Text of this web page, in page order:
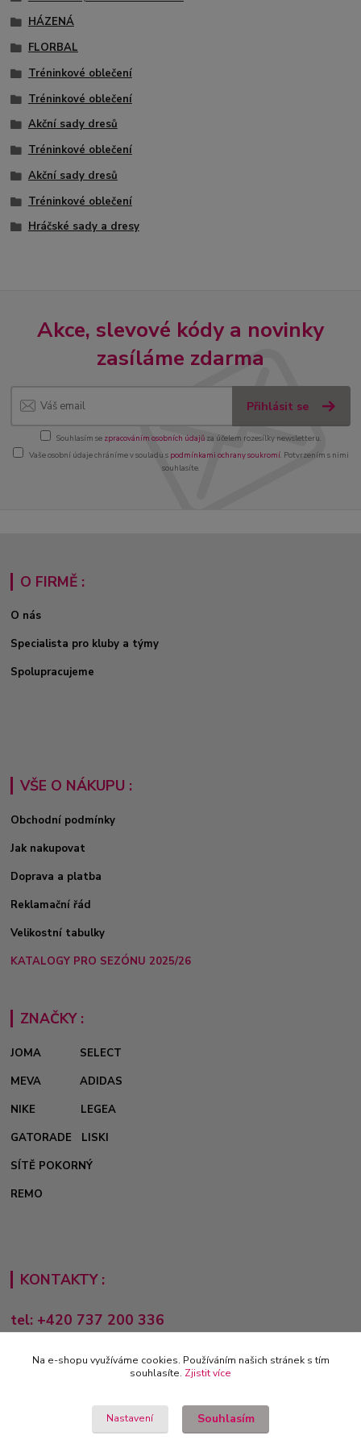
HÁZENÁ
FLORBAL
Tréninkové oblečení
Tréninkové oblečení
Akční sady dresů
Tréninkové oblečení
Akční sady dresů
Tréninkové oblečení
Hráčské sady a dresy
Akce, slevové kódy a novinky
zasíláme zdarma
Přihlásit se
Souhlasím se zpracováním osobních údajůza účelem rozesílky newsletteru.
Vaše osobní údaje chráníme v souladu s podmínkami ochrany soukromí. Potvrzením s nimi
souhlasíte.
O FIRMĚ :
O nás
Specialista pro kluby a týmy
Spolupracujeme
VŠE O NÁKUPU :
Obchodní podmínky
Jak nakupovat
Doprava a platba
Reklamační řád
Velikostní tabulky
KATALOGY PRO SEZÓNU 2025/26
ZNAČKY :
JOMA
SELECT
MEVA
ADIDAS
NIKE
LEGEA
GATORADE
LISKI
SÍTĚ POKORNÝ
REMO
KONTAKTY :
tel: +420 737 200 336
Pondělí-Pátek: 8 - 17 hodin
obchod@e-sporting.cz
Na e-shopu využíváme cookies. Používáním našich stránek s tím
souhlasíte. Zjistit více
Nastavení Souhlasím